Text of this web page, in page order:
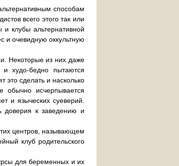
способам
всего этого так или
клубы альтернативной
и очевидную оккультную
Некоторые из них даже
худо-бедно пытаются
это сделать и насколько
обычно исчерпывается
и языческих суеверий.
доверия к заведению и
центров, называющем
клуб родительского
для беременных и их